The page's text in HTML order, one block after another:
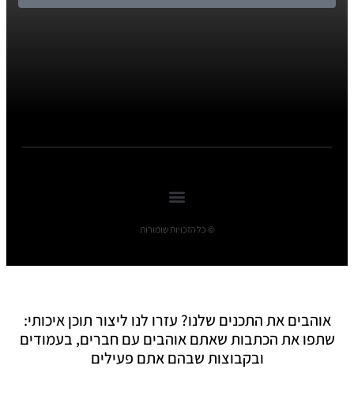
© כל הזכויות שומורות
אוהבים את התכנים שלנו? עזרו לנו ליצור תוכן איכותי:
שתפו את הכתבות שאתם אוהבים עם חברים, בעמודים
ובקבוצות שבהם אתם פעילים